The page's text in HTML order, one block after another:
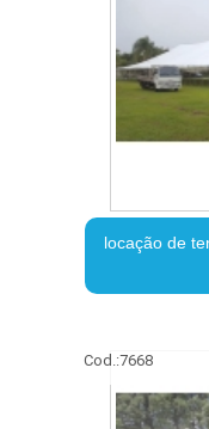
locação de
Cod.:7668